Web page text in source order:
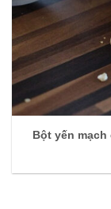
Bột yến